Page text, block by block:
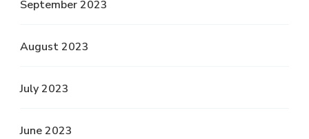
September 2023
August 2023
July 2023
June 2023